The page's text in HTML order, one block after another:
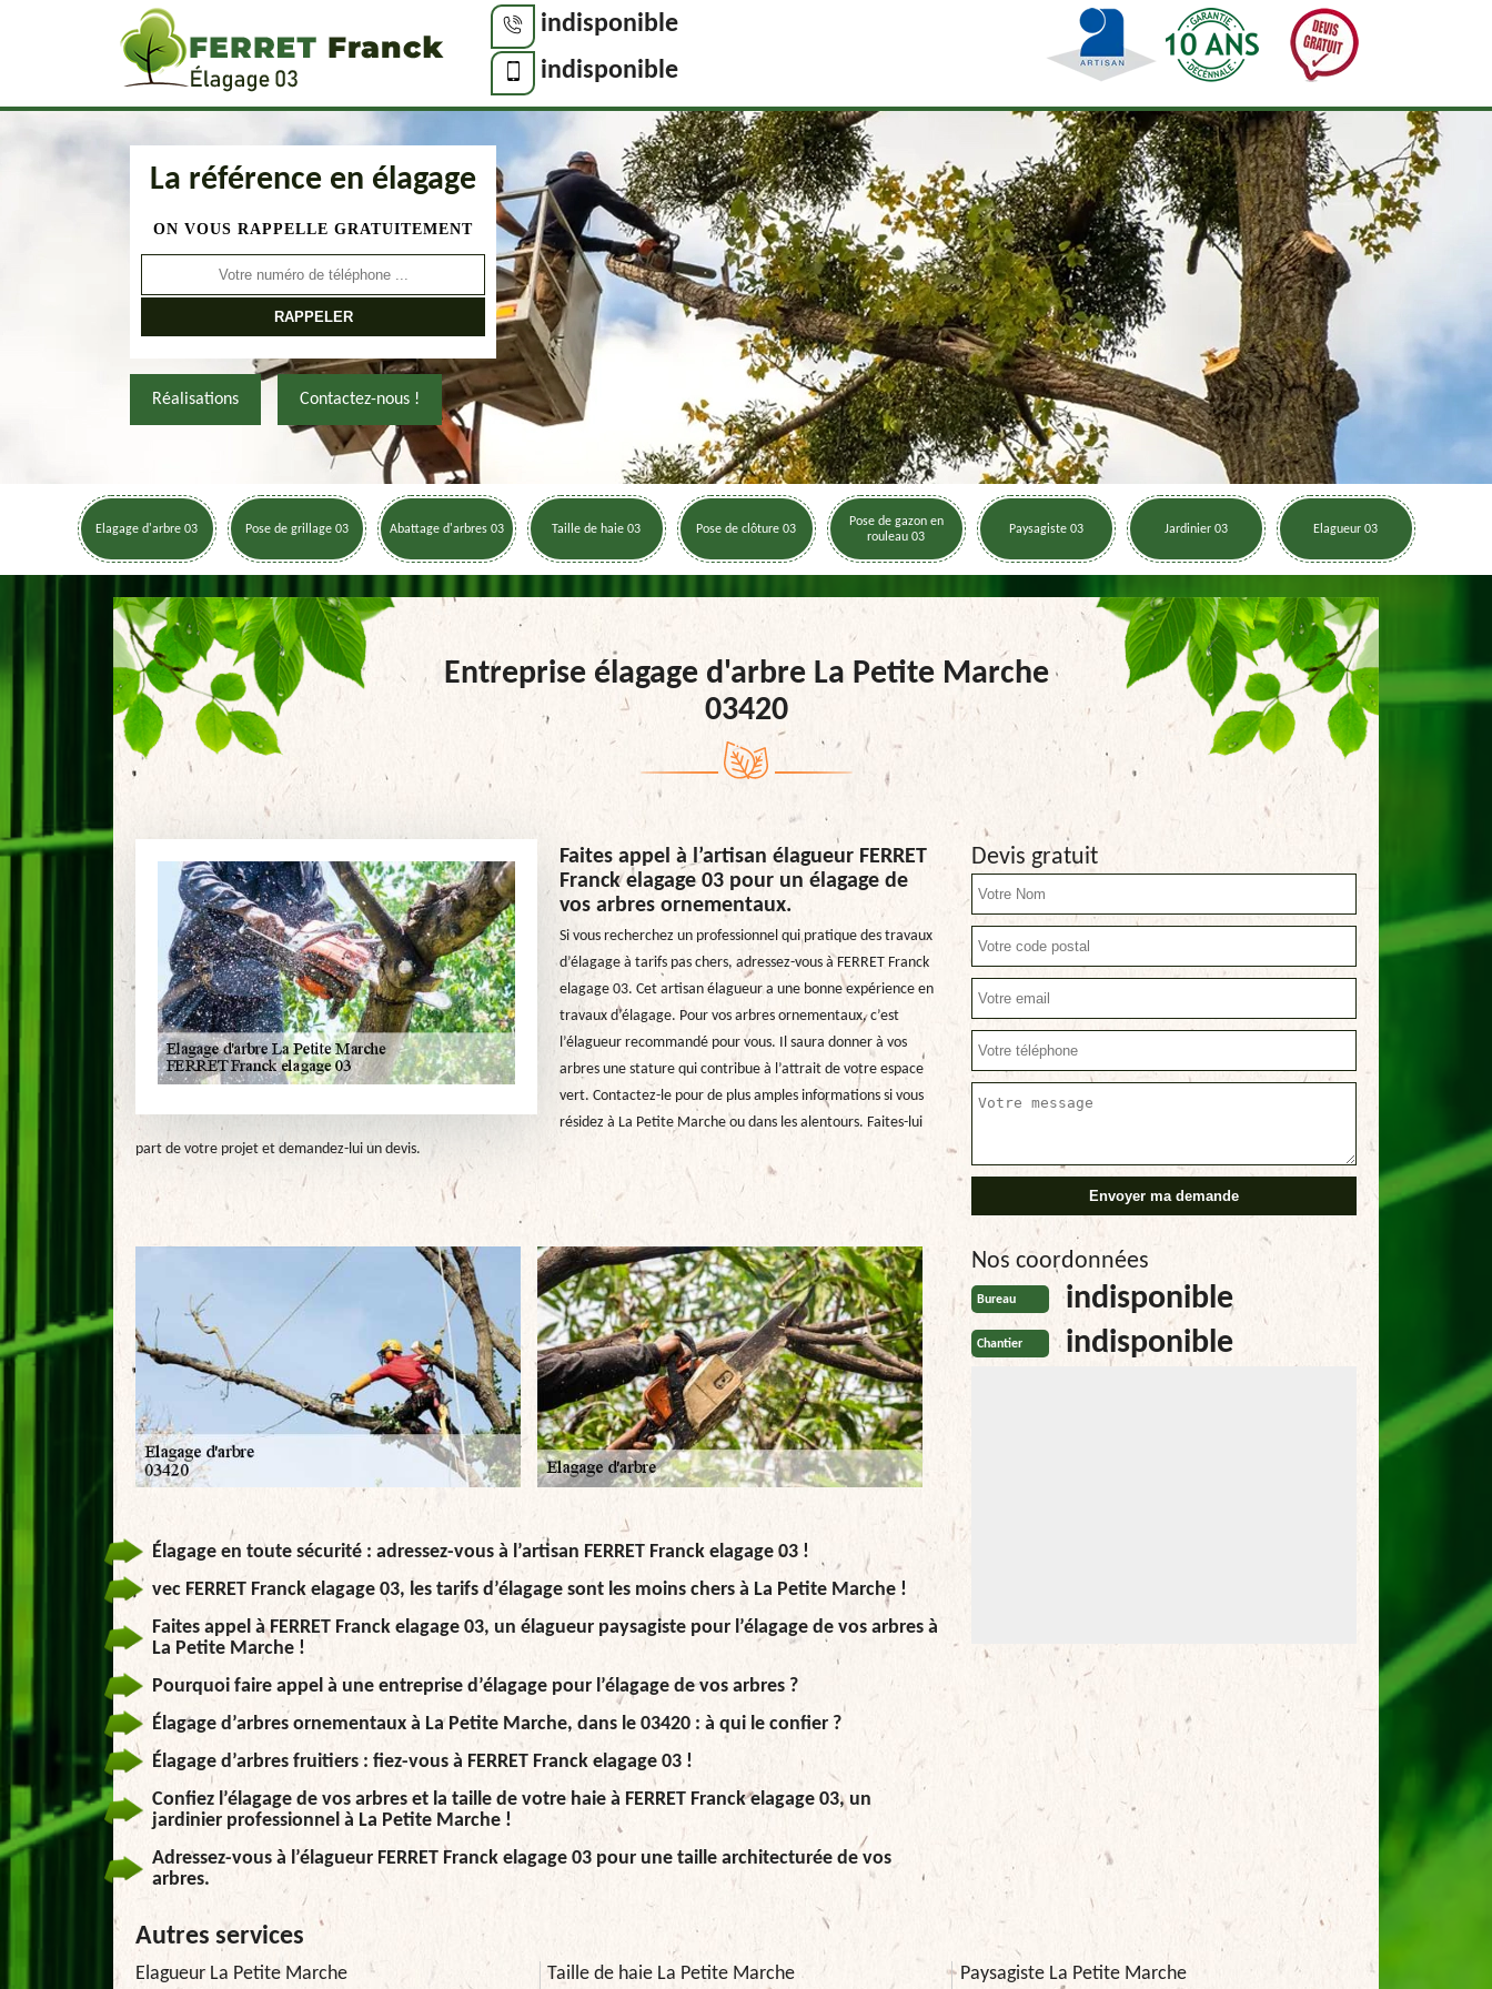
indisponible
indisponible
La référence en élagage
ON VOUS RAPPELLE GRATUITEMENT
Réalisations Contactez-nous !
Elagage d'arbre 03 Pose de grillage 03 Abattage d'arbres 03 Taille de haie 03 Pose de clôture 03
Pose de gazon en
rouleau 03
Paysagiste 03 Jardinier 03 Elagueur 03
Entreprise élagage d'arbre La Petite Marche
03420
Faites appel à l’artisan élagueur FERRET
Franck elagage 03 pour un élagage de
vos arbres ornementaux.
Si vous recherchez un professionnel qui pratique des travaux
d’élagage à tarifs pas chers, adressez-vous à FERRET Franck
elagage 03. Cet artisan élagueur a une bonne expérience en
travaux d’élagage. Pour vos arbres ornementaux, c’est
l’élagueur recommandé pour vous. Il saura donner à vos
arbres une stature qui contribue à l’attrait de votre espace
vert. Contactez-le pour de plus amples informations si vous
résidez à La Petite Marche ou dans les alentours. Faites-lui
part de votre projet et demandez-lui un devis.
Élagage en toute sécurité : adressez-vous à l’artisan FERRET Franck elagage 03 !
vec FERRET Franck elagage 03, les tarifs d’élagage sont les moins chers à La Petite Marche !
Faites appel à FERRET Franck elagage 03, un élagueur paysagiste pour l’élagage de vos arbres à
La Petite Marche !
Pourquoi faire appel à une entreprise d’élagage pour l’élagage de vos arbres ?
Élagage d’arbres ornementaux à La Petite Marche, dans le 03420 : à qui le confier ?
Élagage d’arbres fruitiers : fiez-vous à FERRET Franck elagage 03 !
Confiez l’élagage de vos arbres et la taille de votre haie à FERRET Franck elagage 03, un
jardinier professionnel à La Petite Marche !
Adressez-vous à l’élagueur FERRET Franck elagage 03 pour une taille architecturée de vos
arbres.
Devis gratuit
Nos coordonnées
Bureau indisponible
Chantier indisponible
Autres services
Elagueur La Petite Marche Taille de haie La Petite Marche Paysagiste La Petite Marche